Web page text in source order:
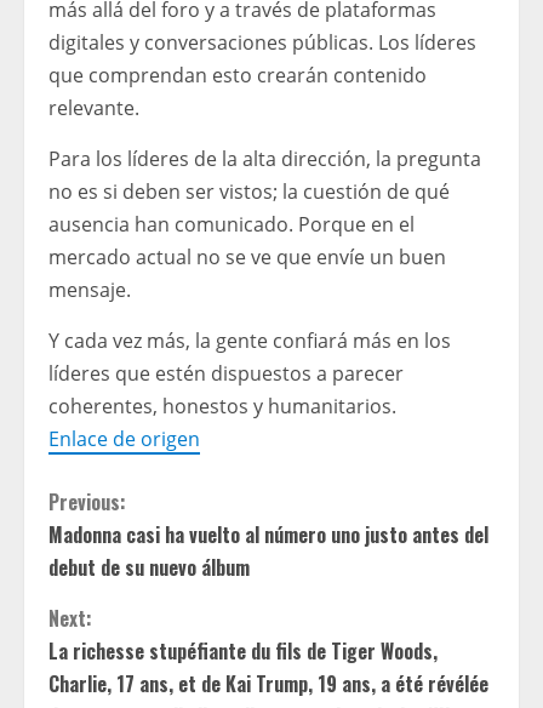
más allá del foro y a través de plataformas
digitales y conversaciones públicas. Los líderes
que comprendan esto crearán contenido
relevante.
Para los líderes de la alta dirección, la pregunta
no es si deben ser vistos; la cuestión de qué
ausencia han comunicado. Porque en el
mercado actual no se ve que envíe un buen
mensaje.
Y cada vez más, la gente confiará más en los
líderes que estén dispuestos a parecer
coherentes, honestos y humanitarios.
Enlace de origen
C
o
n
t
Previous:
Madonna casi ha vuelto al número uno justo antes del
debut de su nuevo álbum
Next:
La richesse stupéfiante du fils de Tiger Woods,
Charlie, 17 ans, et de Kai Trump, 19 ans, a été révélée